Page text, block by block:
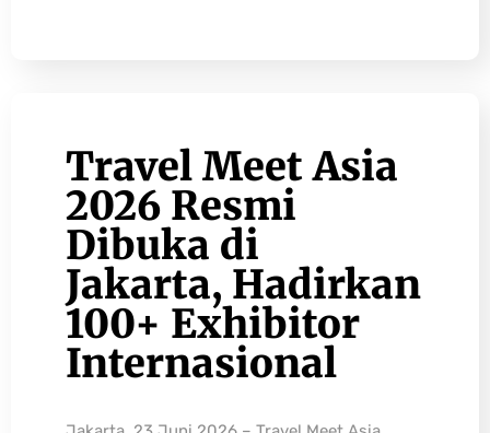
Travel Meet Asia
2026 Resmi
Dibuka di
Jakarta, Hadirkan
100+ Exhibitor
Internasional